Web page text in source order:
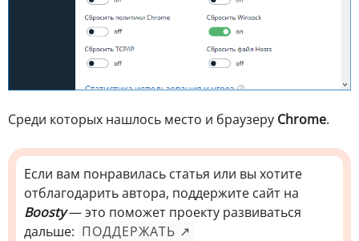
Среди которых нашлось место и браузеру Chrome.
Если вам понравилась статья или вы хотите
отблагодарить автора, поддержите сайт на
Boosty— это поможет проекту развиваться
дальше: ПОДДЕРЖАТЬ ↗